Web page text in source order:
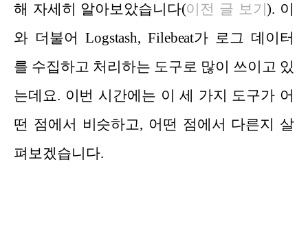
해 자세히 알아보았습니다(이 전 글 보기). 이
와 더불어 Logstash, Filebeat가 로그 데 이터
를 수집하고 처리하는 도구로 많이 쓰이고 있
는데요. 이번 시간에는 이 세 가지 도구가 어
떤 점에서 비슷하고, 어떤 점에서 다른지 살
펴보겠습니다.